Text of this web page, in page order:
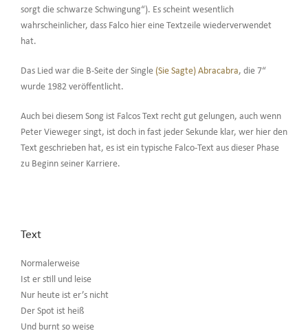
sorgt die schwarze Schwingung“). Es scheint wesentlich
wahrscheinlicher, dass Falco hier eine Textzeile wiederverwendet
hat.
Das Lied war die B-Seite der Single (Sie Sagte) Abracabra, die 7“
wurde 1982 veröffentlicht.
Auch bei diesem Song ist Falcos Text recht gut gelungen, auch wenn
Peter Vieweger singt, ist doch in fast jeder Sekunde klar, wer hier den
Text geschrieben hat, es ist ein typische Falco-Text aus dieser Phase
zu Beginn seiner Karriere.
Text
Normalerweise
Ist er still und leise
Nur heute ist er’s nicht
Der Spot ist heiß
Und burnt so weise